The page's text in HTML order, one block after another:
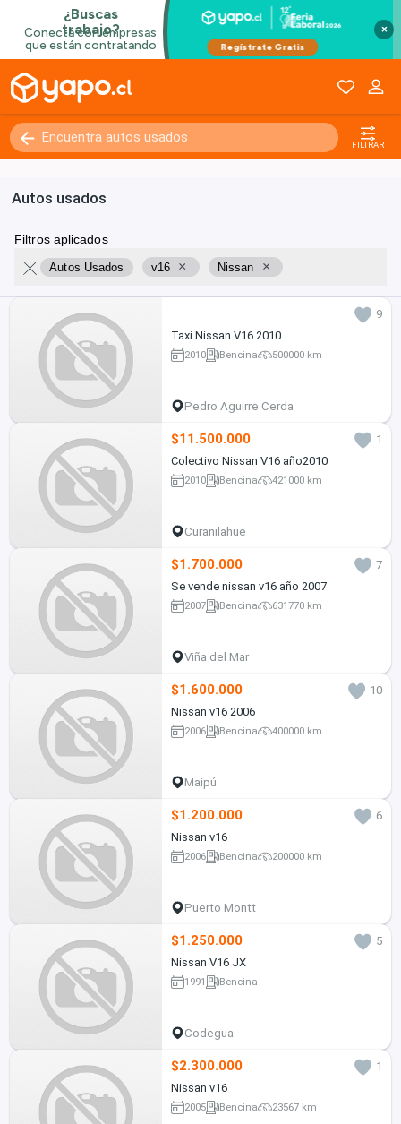
×
FILTRAR
Autos usados
Filtros aplicados
Autos Usados v16 × Nissan ×
9
Taxi Nissan V16 2010
2010 Bencina 500000 km
Pedro Aguirre Cerda
$11.500.000
1
Colectivo Nissan V16 año2010
2010 Bencina 421000 km
Curanilahue
$1.700.000
7
Se vende nissan v16 año 2007
2007 Bencina 631770 km
Viña del Mar
$1.600.000
10
Nissan v16 2006
2006 Bencina 400000 km
Maipú
$1.200.000
6
Nissan v16
2006 Bencina 200000 km
Puerto Montt
$1.250.000
5
Nissan V16 JX
1991 Bencina
Codegua
$2.300.000
1
Nissan v16
2005 Bencina 23567 km